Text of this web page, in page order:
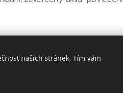
30°C
našich stránek. Tím vám